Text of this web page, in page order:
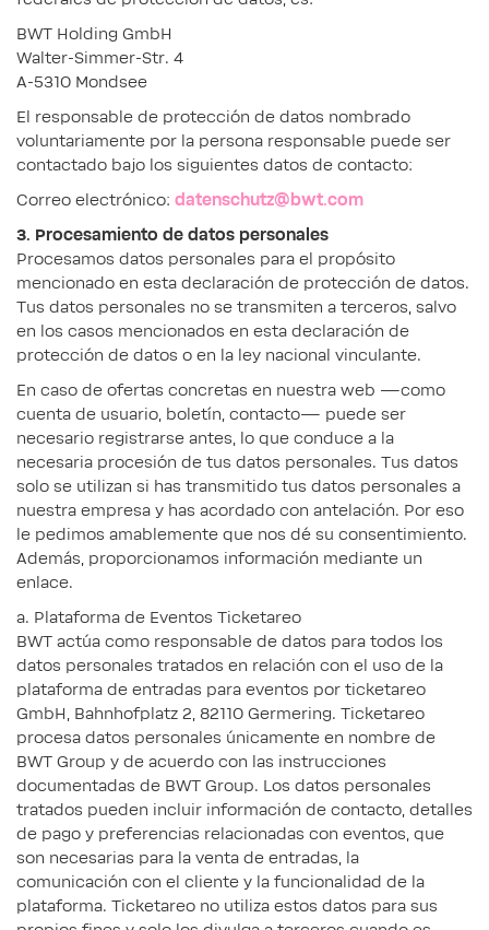
BWT Holding GmbH
Walter-Simmer-Str. 4
A-5310 Mondsee
El responsable de protección de datos nombrado
voluntariamente por la persona responsable puede ser
contactado bajo los siguientes datos de contacto:
Correo electrónico: datenschutz@bwt.com
3. Procesamiento de datos personales
Procesamos datos personales para el propósito
mencionado en esta declaración de protección de datos.
Tus datos personales no se transmiten a terceros, salvo
en los casos mencionados en esta declaración de
protección de datos o en la ley nacional vinculante.
En caso de ofertas concretas en nuestra web —como
cuenta de usuario, boletín, contacto— puede ser
necesario registrarse antes, lo que conduce a la
necesaria procesión de tus datos personales. Tus datos
solo se utilizan si has transmitido tus datos personales a
nuestra empresa y has acordado con antelación. Por eso
le pedimos amablemente que nos dé su consentimiento.
Además, proporcionamos información mediante un
enlace.
a. Plataforma de Eventos Ticketareo
BWT actúa como responsable de datos para todos los
datos personales tratados en relación con el uso de la
plataforma de entradas para eventos por ticketareo
GmbH, Bahnhofplatz 2, 82110 Germering. Ticketareo
procesa datos personales únicamente en nombre de
BWT Group y de acuerdo con las instrucciones
documentadas de BWT Group. Los datos personales
tratados pueden incluir información de contacto, detalles
de pago y preferencias relacionadas con eventos, que
son necesarias para la venta de entradas, la
comunicación con el cliente y la funcionalidad de la
plataforma. Ticketareo no utiliza estos datos para sus